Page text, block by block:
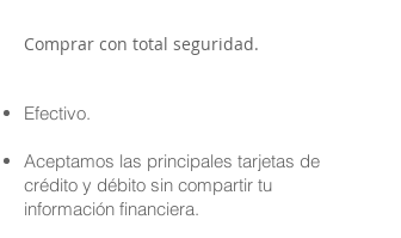
Comprar con total seguridad.
Efectivo.
Aceptamos las principales tarjetas de
crédito y débito sin compartir tu
información financiera.